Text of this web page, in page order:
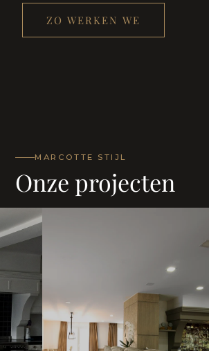
ZO WERKEN WE
MARCOTTE STIJL
Onze projecten